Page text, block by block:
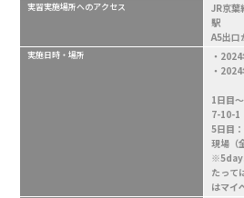
実習実施場所へのアクセス
JR京
駅
A5出口
実施日時・場所
・
・
1日目
7-10-1
5日目
現場（
たって
はマイ